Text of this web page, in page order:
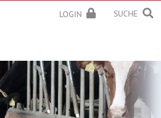
LOGIN SUCHE